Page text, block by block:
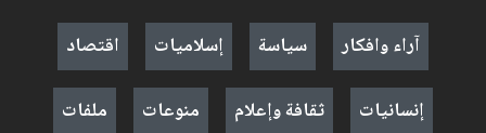
آراء وافكار
سياسة إسلاميات
اقتصاد
إنسانيات
ثقافة وإعلام منوعات ملفات